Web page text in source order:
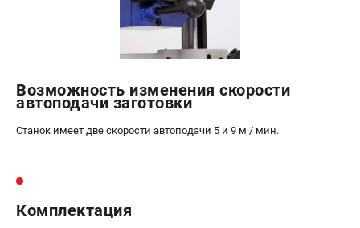
Возможность изменения скорости
автоподачи заготовки
Станок имеет две скорости автоподачи 5 и 9 м / мин.
Комплектация